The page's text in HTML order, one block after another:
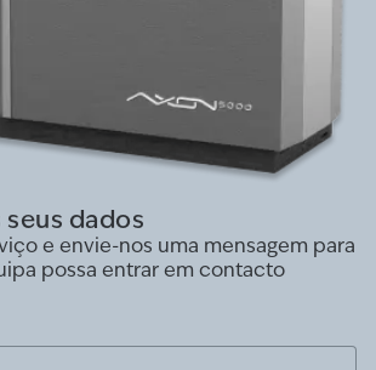
dados
e envie-nos uma mensagem para
possa entrar em contacto